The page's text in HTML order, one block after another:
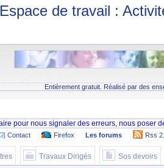
Espace de travail :
Entièrement gratuit. Réalisé par des
Contact Firefox Les forums Rss
Travaux Dirigés Sos devoirs